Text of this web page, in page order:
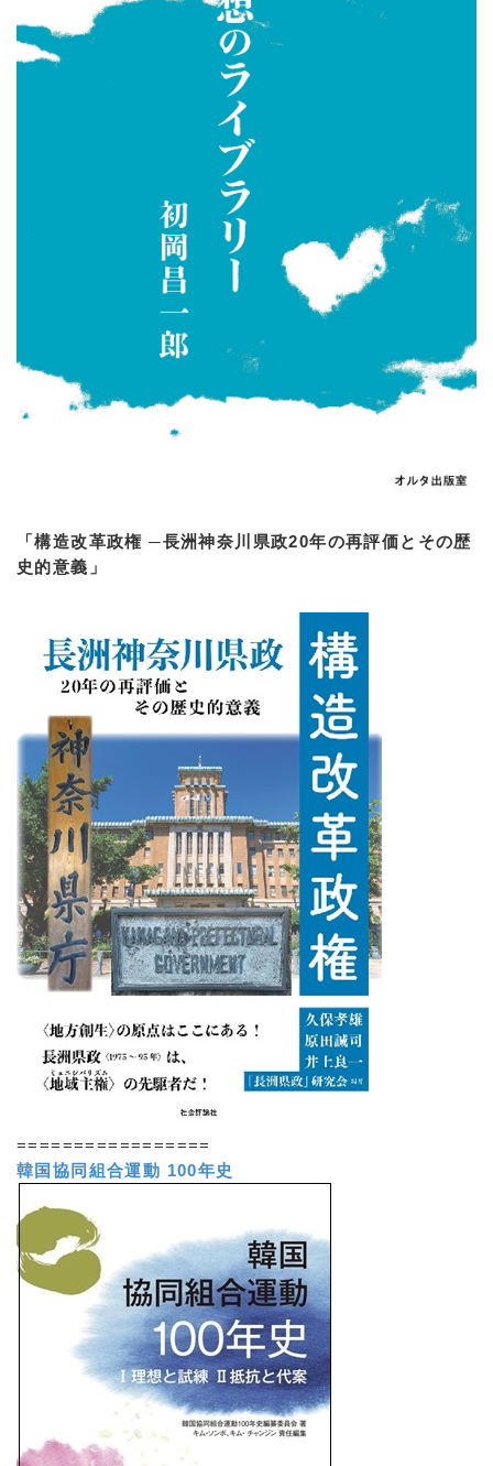
「構造改革政権 ─長洲神奈川県政20年の再評価とその歴
史的意義」
=================
韓国協同組合運動 100年史